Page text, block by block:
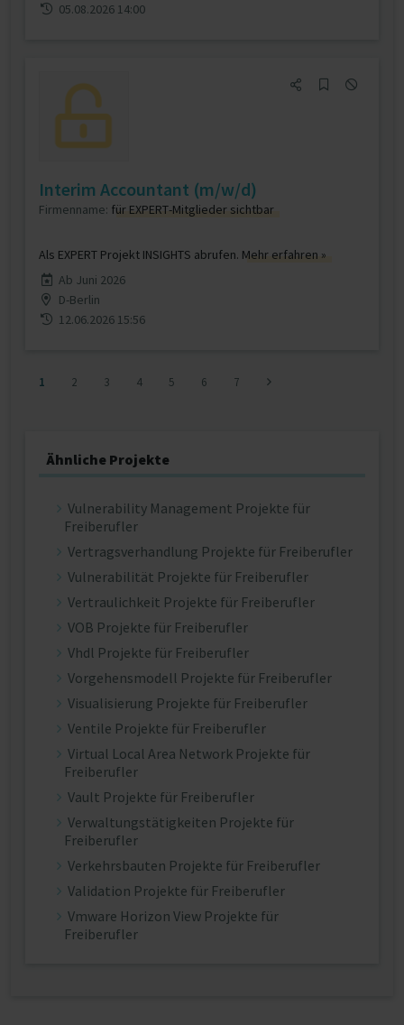
05.08.2026 14:00
Interim Accountant (m/w/d)
Firmenname: für EXPERT-Mitglieder sichtbar
Als EXPERT Projekt INSIGHTS abrufen. Mehr erfahren »
Ab Juni 2026
D-Berlin
12.06.2026 15:56
1 2 3 4 5 6 7
Ähnliche Projekte
Vulnerability Management Projekte für
Freiberufler
Vertragsverhandlung Projekte für Freiberufler
Vulnerabilität Projekte für Freiberufler
Vertraulichkeit Projekte für Freiberufler
VOB Projekte für Freiberufler
Vhdl Projekte für Freiberufler
Vorgehensmodell Projekte für Freiberufler
Visualisierung Projekte für Freiberufler
Ventile Projekte für Freiberufler
Virtual Local Area Network Projekte für
Freiberufler
Vault Projekte für Freiberufler
Verwaltungstätigkeiten Projekte für
Freiberufler
Verkehrsbauten Projekte für Freiberufler
Validation Projekte für Freiberufler
Vmware Horizon View Projekte für
Freiberufler